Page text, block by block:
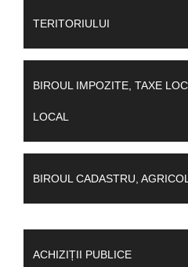
TERITORIULUI
BIROUL IMPOZITE, TAXE
LOCAL
BIROUL CADASTRU,
ACHIZIȚII PUBLICE